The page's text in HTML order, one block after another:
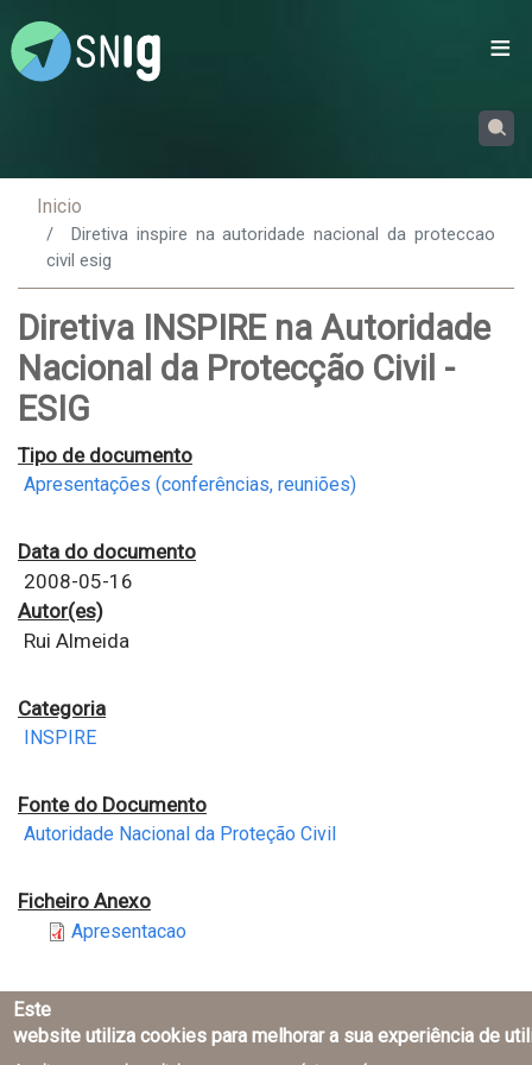
Inicio
Diretiva inspire na autoridade nacional da proteccao
civil esig
Diretiva INSPIRE na Autoridade
Nacional da Protecção Civil -
ESIG
Tipo de documento
Apresentações (conferências, reuniões)
Data do documento
2008-05-16
Autor(es)
Rui Almeida
Categoria
INSPIRE
Fonte do Documento
Autoridade Nacional da Proteção Civil
Ficheiro Anexo
Apresentacao
Este
website utiliza cookies para melhorar a sua experiência de